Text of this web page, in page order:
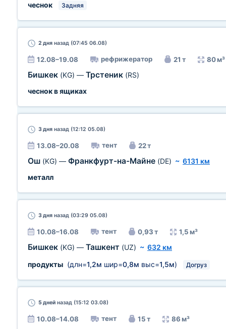
чеснок
Задняя
2 дня назад (07:45 06.08)
12.08–19.08 рефрижератор 21 т 80 м³
Бишкек (KG) — Трстеник (RS)
чеснок в ящиках
3 дня назад (12:12 05.08)
13.08–20.08 тент 22 т
Ош (KG) — Франкфурт-на-Майне (DE) ~ 6131 км
металл
3 дня назад (03:29 05.08)
10.08–16.08 тент 0,93 т 1,5 м³
Бишкек (KG) — Ташкент (UZ) ~ 632 км
продукты (длн=1,2м шир=0,8м выс=1,5м) Догруз
5 дней назад (15:12 03.08)
10.08–14.08 тент 15 т 86 м³